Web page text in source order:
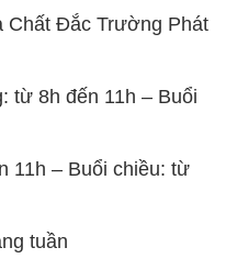
Chất Đắc Trường Phát
từ 8h đến 11h – Buổi
11h – Buổi chiều: từ
tuần